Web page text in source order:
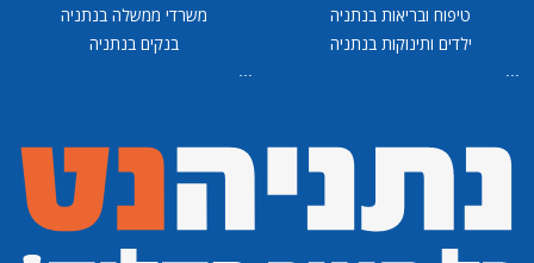
טיפוח ובריאות בנתניה
ילדים ותינוקות בנתניה
...
משרדי ממשלה בנתניה
בנקים בנתניה
...